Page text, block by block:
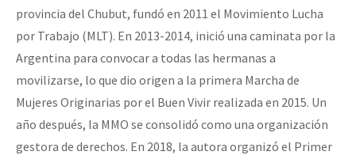
provincia del Chubut, fundó en 2011 el Movimiento Lucha
por Trabajo (MLT). En 2013-2014, inició una caminata por la
Argentina para convocar a todas las hermanas a
movilizarse, lo que dio origen a la primera Marcha de
Mujeres Originarias por el Buen Vivir realizada en 2015. Un
año después, la MMO se consolidó como una organización
gestora de derechos. En 2018, la autora organizó el Primer